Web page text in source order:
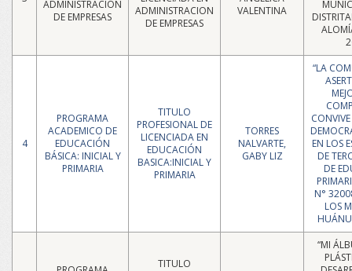
ADMINISTRACIÓN
DE EMPRESAS
ADMINISTRACION
DE EMPRESAS
VALENTINA
4
PROGRAMA
ACADEMICO DE
EDUCACIÓN
BÁSICA: INICIAL Y
PRIMARIA
TITULO
PROFESIONAL DE
LICENCIADA EN
EDUCACIÓN
BASICA:INICIAL Y
PRIMARIA
TORRES
NALVARTE,
GABY LIZ
“LA
EN LOS
DE
DE
N°
LOS
TITULO
“MI